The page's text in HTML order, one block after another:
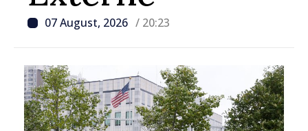
07 August, 2026 / 20:23